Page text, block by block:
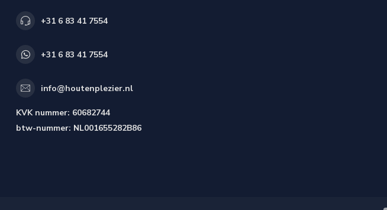
+31 6 83 41 7554
+31 6 83 41 7554
info@houtenplezier.nl
KVK nummer: 60682744
btw-nummer: NL001655282B86